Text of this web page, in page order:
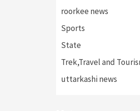
roorkee news
Sports
State
Trek,Travel and
uttarkashi news